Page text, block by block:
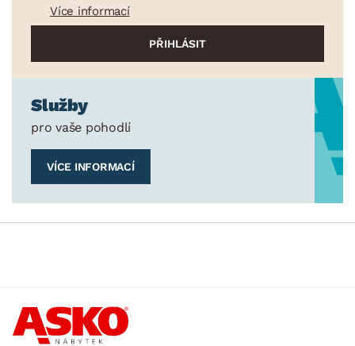
Více informací
Služby
pro vaše pohodlí
VÍCE INFORMACÍ